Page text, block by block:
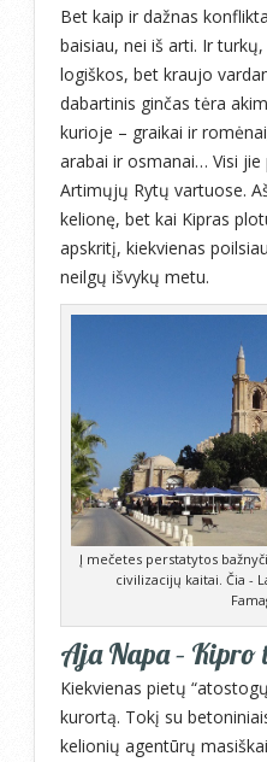
Bet kaip ir dažnas
baisiau, nei iš arti. Ir
logiškos, bet kraujo
dabartinis ginčas tėra
kurioje – graikai ir
arabai ir osmanai… Visi
Artimųjų Rytų vartuose.
kelionę, bet kai Kipras
apskritį, kiekvienas
neilgų išvykų metu.
Į mečetes perstatytos
civilizacijų kaitai. Čia -
Aja Napa – Kipro
Kiekvienas pietų
kurortą. Tokį su
kelionių agentūrų